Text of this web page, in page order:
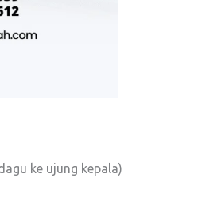
ke ujung kepala)